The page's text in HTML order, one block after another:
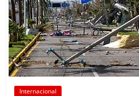
Internacional